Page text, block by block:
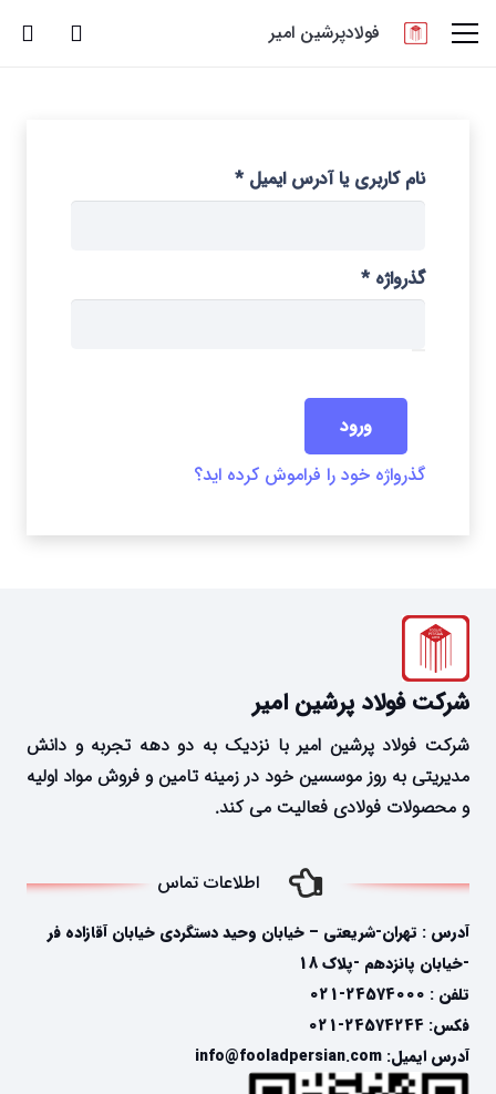
فولادپرشین امیر
نام کاربری یا آدرس ایمیل *الزامی
گذرواژه *الزامی
ورود
گذرواژه خود را فراموش کرده اید؟
شرکت فولاد پرشین امیر
شرکت فولاد پرشین امیر با نزدیک به دو دهه تجربه و دانش
مدیریتی به روز موسسین خود در زمینه تامین و فروش مواد اولیه
و محصولات فولادی فعالیت می کند.
اطلاعات تماس
آدرس : تهران-شریعتی – خیابان وحید دستگردی خیابان آقازاده فر
-خیابان پانزدهم -پلاک 18
تلفن : 24574000-021
فکس: 24574244-021
آدرس ایمیل: info@fooladpersian.com